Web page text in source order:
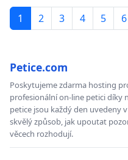
1 2 3 4 5 6
Petice.com
Poskytujeme zdarma hosting
profesionální on-line petici díky
petice jsou každý den uvedeny
skvělý způsob, jak upoutat
věcech rozhodují.